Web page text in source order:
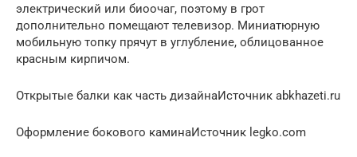
электрический или биоочаг, поэтому в грот
дополнительно помещают телевизор. Миниатюрную
мобильную топку прячут в углубление, облицованное
красным кирпичом.
Открытые балки как часть дизайнаИсточник abkhazeti.ru
Оформление бокового каминаИсточник legko.com